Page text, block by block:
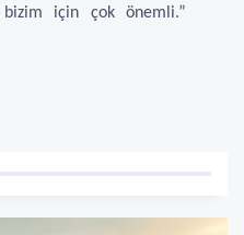
için çok önemli.”